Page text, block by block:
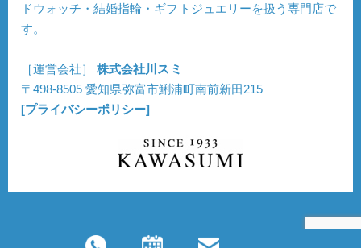
ドウォッチ・結婚指輪・ギフトジュエリーを扱う専門店で
す。
［運営会社］株式会社川スミ
〒498-8505 愛知県弥富市鯏浦町南前新田215
[プライバシーポリシー]
Copyright © CLEAR. All Rights Reserved.